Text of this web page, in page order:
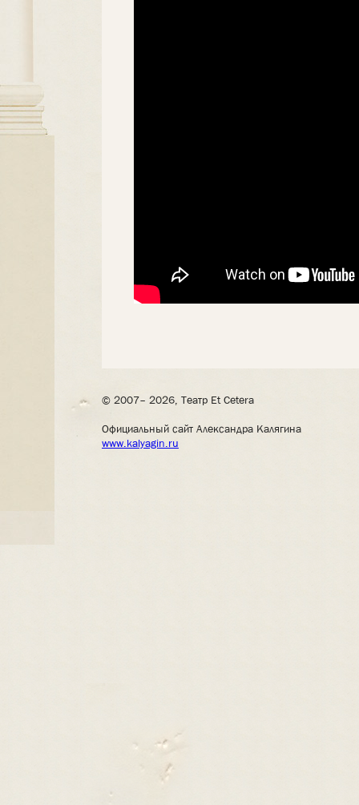
© 2007– 2026, Театр Et Cetera
Официальный сайт Александра Калягина
www.kalyagin.ru